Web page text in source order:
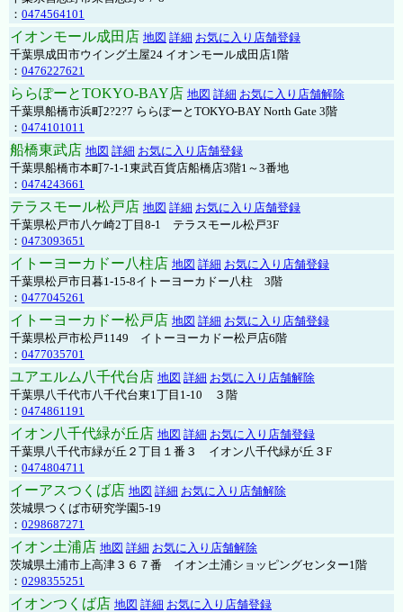
： 0474564101
イオンモール成田店 地図 詳細 お気に入り店舗登録
千葉県成田市ウイング土屋24 イオンモール成田店1階
： 0476227621
ららぽーとTOKYO-BAY店 地図 詳細 お気に入り店舗解除
千葉県船橋市浜町2?2?7 ららぽーとTOKYO-BAY North Gate 3階
： 0474101011
船橋東武店 地図 詳細 お気に入り店舗登録
千葉県船橋市本町7-1-1東武百貨店船橋店3階1～3番地
： 0474243661
テラスモール松戸店 地図 詳細 お気に入り店舗登録
千葉県松戸市八ケ崎2丁目8-1 テラスモール松戸3F
： 0473093651
イトーヨーカドー八柱店 地図 詳細 お気に入り店舗登録
千葉県松戸市日暮1-15-8イトーヨーカドー八柱 3階
： 0477045261
イトーヨーカドー松戸店 地図 詳細 お気に入り店舗登録
千葉県松戸市松戸1149 イトーヨーカドー松戸店6階
： 0477035701
ユアエルム八千代台店 地図 詳細 お気に入り店舗解除
千葉県八千代市八千代台東1丁目1-10 ３階
： 0474861191
イオン八千代緑が丘店 地図 詳細 お気に入り店舗登録
千葉県八千代市緑が丘２丁目１番３ イオン八千代緑が丘３F
： 0474804711
イーアスつくば店 地図 詳細 お気に入り店舗解除
茨城県つくば市研究学園5-19
： 0298687271
イオン土浦店 地図 詳細 お気に入り店舗解除
茨城県土浦市上高津３６７番 イオン土浦ショッピングセンター1階
： 0298355251
イオンつくば店 地図 詳細 お気に入り店舗登録